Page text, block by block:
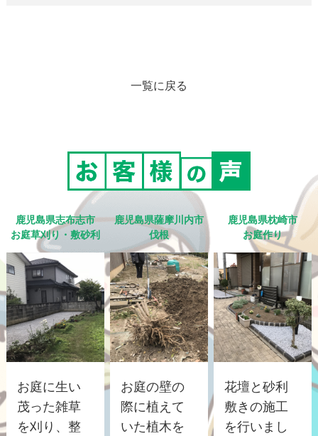
一覧に戻る
鹿児島県志布志市
お庭草刈り・敷砂利
お庭に生い
茂った雑草
を刈り、整
鹿児島県薩摩川内市
伐根
お庭の壁の
際に植えて
いた植木を
鹿児島県枕崎市
お庭作り
花壇と砂利
敷きの施工
を行いまし